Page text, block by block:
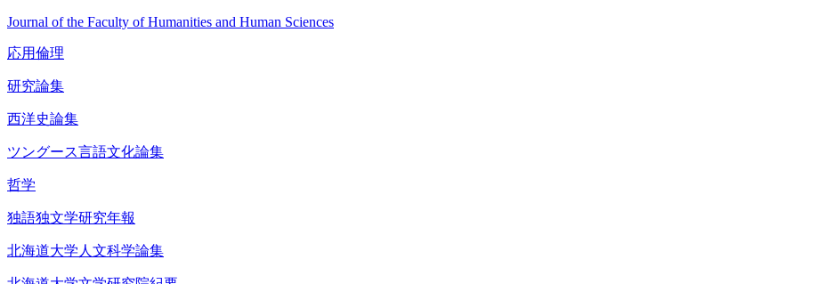
Journal of the Faculty of Humanities and Human Sciences
応用倫理
研究論集
西洋史論集
ツングース言語文化論集
哲学
独語独文学研究年報
北海道大学人文科学論集